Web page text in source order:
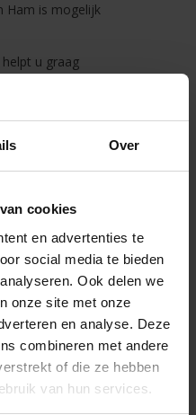
Over
cookies
en advertenties te
social media te bieden
Ook delen we
onze site met onze
en analyse. Deze
combineren met andere
of die ze hebben
van hun services.
Ham is mogelijk
u graag
8719202939231
Op voorraad
1-3 werkdagen
polyester